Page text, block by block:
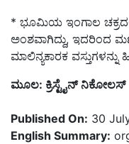
* ಭೂಮಿಯ ಇಂಗಾಲ
ಅಂಶವಾಗಿದ್ದು, ಇದರಿಂದ
ಮಾಲಿನ್ಯಕಾರಕ ವಸ್ತುಗಳನ್ನು
ಮೂಲ: ಕ್ರಿಸ್ಟೈನ್ ನಿಕೋಲಸ್
Published On: 30
English Summary: